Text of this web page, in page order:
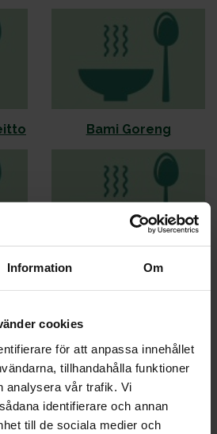
Information Om
cookies
för att anpassa innehållet
tillhandahålla funktioner
analysera vår trafik. Vi
identifierare och annan
till de sociala medier och
Ba­mi Go­reng
Chi­li­maus­tet­tu tor­til­la
Es­pan­ja­lai­nen mu­na­kas